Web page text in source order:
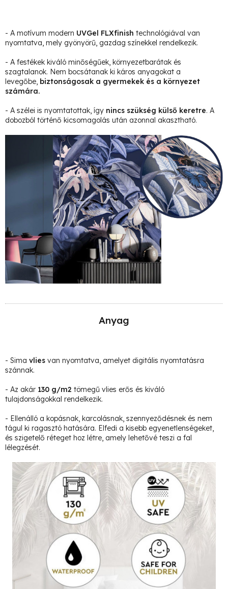
- A motívum modern UVGel FLXfinish technológiával van
nyomtatva, mely gyönyörű, gazdag színekkel rendelkezik.
- A festékek kiváló minőségűek, környezetbarátak és
szagtalanok. Nem bocsátanak ki káros anyagokat a
levegőbe, biztonságosak a gyermekek és a környezet
számára.
- A szélei is nyomtatottak, így nincs szükség külső keretre. A
dobozból történő kicsomagolás után azonnal akasztható.
Anyag
- Sima vlies van nyomtatva, amelyet digitális nyomtatásra
szánnak.
- Az akár 130 g/m2 tömegű vlies erős és kiváló
tulajdonságokkal rendelkezik.
- Ellenálló a kopásnak, karcolásnak, szennyeződésnek és nem
tágul ki ragasztó hatására. Elfedi a kisebb egyenetlenségeket,
és szigetelő réteget hoz létre, amely lehetővé teszi a fal
lélegzését.